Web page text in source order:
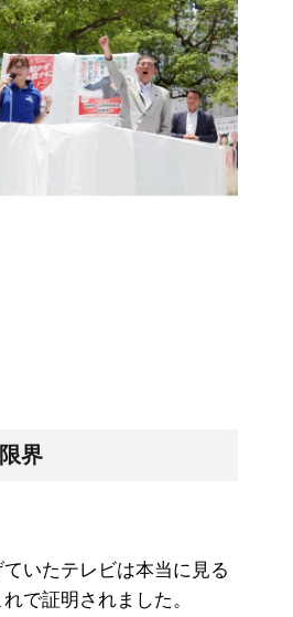
界
いたテレビは本当に見る
で証明されました。